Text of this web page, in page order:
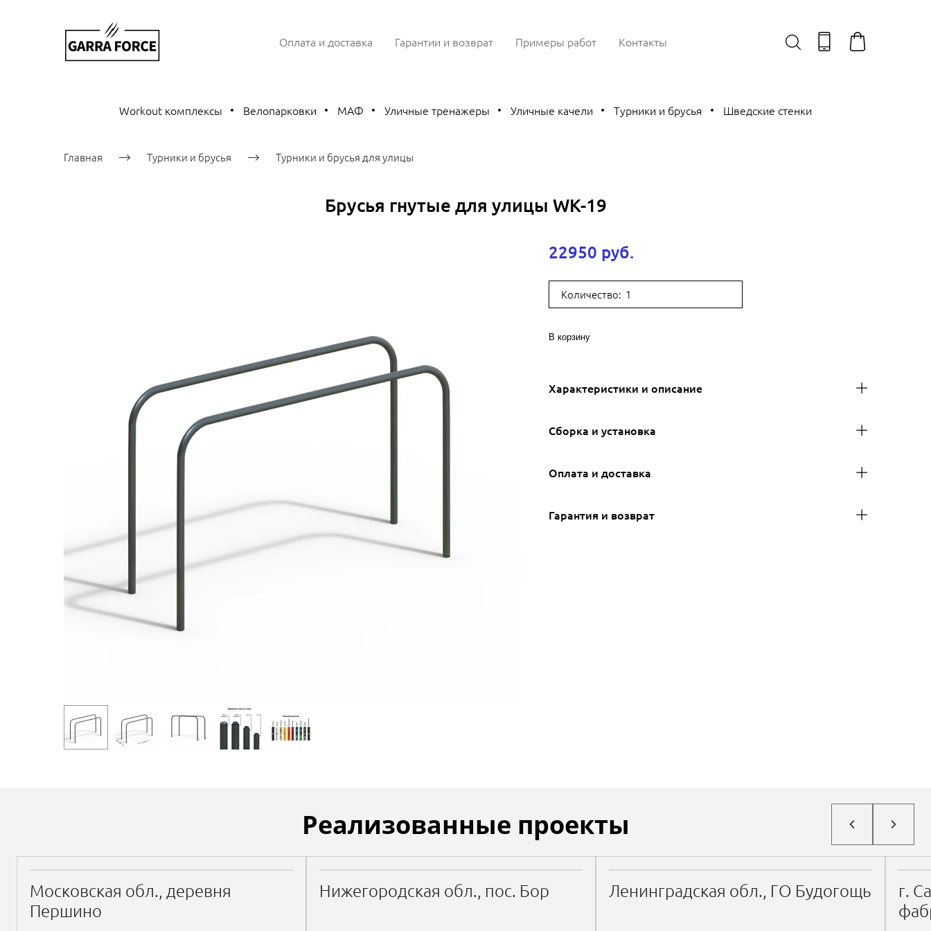
Оплата и доставка Гарантии и возврат Примеры работ Контакты
Workout комплексы Велопарковки МАФ Уличные тренажеры Уличные качели Турники и брусья Шведские стенки
Главная Турники и брусья Турники и брусья для улицы
Брусья гнутые для улицы WK-19
22950 руб.
Количество:
В корзину
Характеристики и описание
Сборка и установка
Оплата и доставка
Гарантия и возврат
Реализованные проекты
Московская обл., деревня
Першино
Нижегородская обл., пос. Бор Ленинградская обл., ГО Будогощь
г.